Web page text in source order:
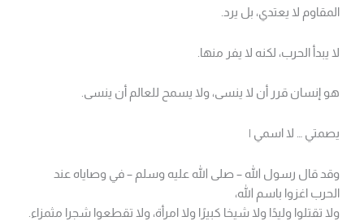
المقاوم لا يعتدي، بل يرد.
لا يبدأ الحرب، لكنه لا يفر منها.
هو إنسان قرر أن لا ينسى، ولا يسمح للعالم أن ينسى.
يصمتي … لا اسمي |
وقد قال رسول الله – صلى الله عليه وسلم – في وصاياه عند
الحرب اغزوا باسم الله،
ولا تقتلوا وليدًا ولا شيخا كبيرًا ولا امرأة، ولا تقطعوا شجرا مثمزاء.